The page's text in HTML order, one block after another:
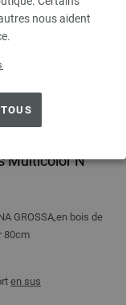
nous aident
Multicolor N°
GROSSA,en bois de
80cm
en sus